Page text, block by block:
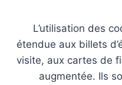
L’utilisation des
étendue aux billets
visite, aux cartes de
augmentée. Ils